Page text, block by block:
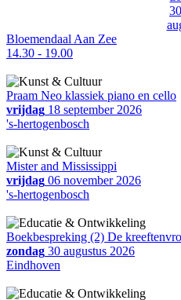
30
Bloemendaal Aan Zee
14.30 - 19.00
Praam Neo klassiek piano en cello
vrijdag 18 september 2026
's-hertogenbosch
Mister and Mississippi
vrijdag 06 november 2026
's-hertogenbosch
Boekbespreking (2) De
zondag 30 augustus 2026
Eindhoven